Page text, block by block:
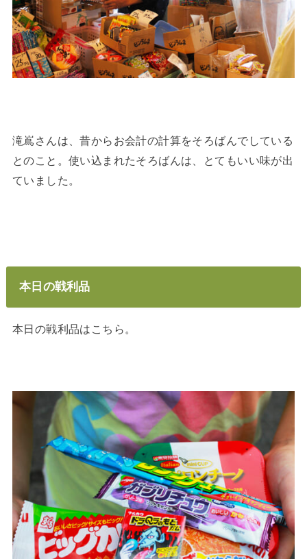
滝嶌さんは、昔からお会計の計算をそろばんでしている
とのこと。使い込まれたそろばんは、とてもいい味が出
ていました。
本日の戦利品
本日の戦利品はこちら。